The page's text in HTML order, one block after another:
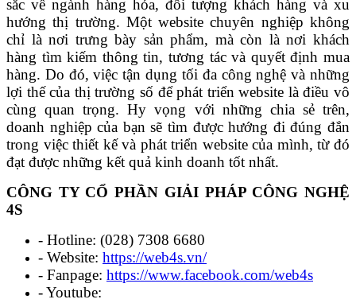
sắc về ngành hàng hóa, đối tượng khách hàng và xu
hướng thị trường. Một website chuyên nghiệp không
chỉ là nơi trưng bày sản phẩm, mà còn là nơi khách
hàng tìm kiếm thông tin, tương tác và quyết định mua
hàng. Do đó, việc tận dụng tối đa công nghệ và những
lợi thế của thị trường số để phát triển website là điều vô
cùng quan trọng. Hy vọng với những chia sẻ trên,
doanh nghiệp của bạn sẽ tìm được hướng đi đúng đắn
trong việc thiết kế và phát triển website của mình, từ đó
đạt được những kết quả kinh doanh tốt nhất.
CÔNG TY CỔ PHẦN GIẢI PHÁP CÔNG NGHỆ
4S
- Hotline: (028) 7308 6680
- Website: https://web4s.vn/
- Fanpage: https://www.facebook.com/web4s
- Youtube: